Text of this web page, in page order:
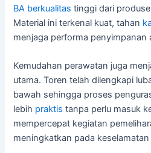
BA berkualitas tinggi dari
Material ini terkenal kuat, tahan
menjaga performa penyimpanan
Kemudahan perawatan juga
utama. Toren telah dilengkapi
bawah sehingga proses
lebih praktis tanpa perlu masuk
mempercepat kegiatan
meningkatkan pada keselamatan